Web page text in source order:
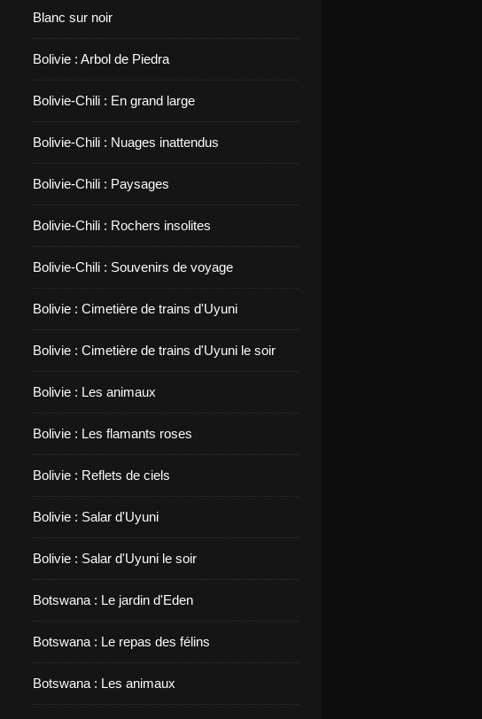
Blanc sur noir
Bolivie : Arbol de Piedra
Bolivie-Chili : En grand large
Bolivie-Chili : Nuages inattendus
Bolivie-Chili : Paysages
Bolivie-Chili : Rochers insolites
Bolivie-Chili : Souvenirs de voyage
Bolivie : Cimetière de trains d'Uyuni
Bolivie : Cimetière de trains d'Uyuni le soir
Bolivie : Les animaux
Bolivie : Les flamants roses
Bolivie : Reflets de ciels
Bolivie : Salar d'Uyuni
Bolivie : Salar d'Uyuni le soir
Botswana : Le jardin d'Eden
Botswana : Le repas des félins
Botswana : Les animaux